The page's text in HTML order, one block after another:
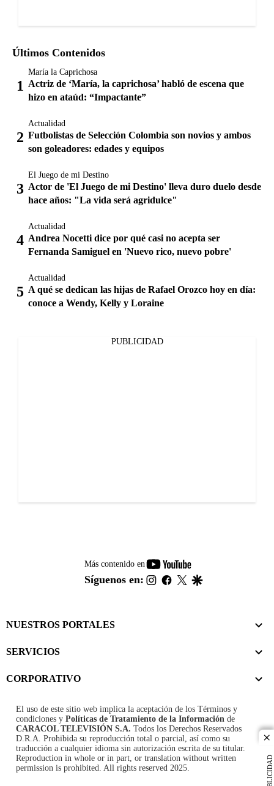
PUBLICIDAD
Últimos Contenidos
María la Caprichosa
Actriz de ‘María, la caprichosa’ habló de escena que
hizo en ataúd: “Impactante”
Actualidad
Futbolistas de Selección Colombia son novios y ambos
son goleadores: edades y equipos
El Juego de mi Destino
Actor de 'El Juego de mi Destino' lleva duro duelo desde
hace años: "La vida será agridulce"
Actualidad
Andrea Nocetti dice por qué casi no acepta ser
Fernanda Samiguel en 'Nuevo rico, nuevo pobre'
Actualidad
A qué se dedican las hijas de Rafael Orozco hoy en día:
conoce a Wendy, Kelly y Loraine
PUBLICIDAD
Más contenido en
youtube-
footer
Síguenos en: instagram
facebook
twitter
NUESTROS PORTALES
SERVICIOS
CORPORATIVO
El uso de este sitio web implica la aceptación de los Términos y
condiciones y Políticas de Tratamiento de la Información de
CARACOL TELEVISIÓN S.A. Todos los Derechos Reservados
D.R.A. Prohibida su reproducción total o parcial, así como su
traducción a cualquier idioma sin autorización escrita de su titular.
Reproduction in whole or in part, or translation without written
permission is prohibited. All rights reserved 2025.